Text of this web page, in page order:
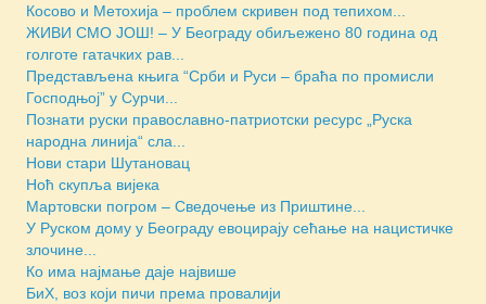
Косово и Метохија – проблем скривен под тепихом...
ЖИВИ СМО ЈОШ! – У Београду обиљежено 80 година од
голготе гатачких рав...
Представљена књига “Срби и Руси – браћа по промисли
Господњој” у Сурчи...
Познати руски православно-патриотски ресурс „Руска
народна линија“ сла...
Нови стари Шутановац
Ноћ скупља вијека
Мартовски погром – Сведочење из Приштине...
У Руском дому у Београду евоцирају сећање на нацистичке
злочине...
Ко има најмање даје највише
БиХ, воз који пичи према провалији